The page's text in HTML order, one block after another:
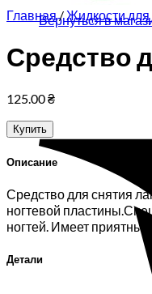
Вернуться в
Главная/Жидкости для
Средство
125.00₴
Купить
Описание
Средство для снятия
ногтевой
ногтей. Имеет
Детали